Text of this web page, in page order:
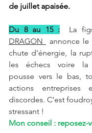
de juillet apaisée.
Du 8 au 15 : La
DRAGON
annonce le
chute d’énergie, la
les échecs voire la
pousse vers le bas,
actions entreprises
discordes. C’est
stressant !
Mon conseil : reposez-